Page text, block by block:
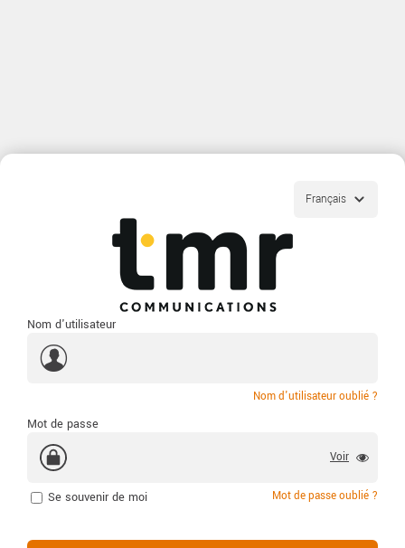
Nom d'utilisateur
Nom d'utilisateur oublié ?
Mot de passe
Voir
Se souvenir de moi Mot de passe oublié ?